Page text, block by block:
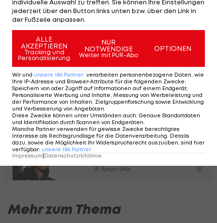
gewonnen, der Erfolg bei der Tour of Hellas 2024
ist ebenso hoch einzuschätzen.
Vingegaard-Start bei
Tour de France? "Großes
Fragezeichen"
Sport-Mix
Offiziell: Red Bull
übernimmt Radsport-
Team
Sport-Mix
Mehr zum Thema
individuelle Auswahl zu treffen. Sie können Ihre Einstellungen
jederzeit über den Button links unten bzw. über den Link in
der Fußzeile anpassen.
ALLE
AKZEPTIEREN
Tracking und
Personalisierung
NUR
NOTWENDIGE
Weiter mit PUR-Abo
OPTIONEN
Wir und unsere 186 Partner verarbeiten personenbezogene Daten, wie
Ihre IP-Adresse und Browser-Attribute für die folgenden Zwecke:
Speichern von oder Zugriff auf Informationen auf einem Endgerät;
Personalisierte Werbung und Inhalte, Messung von Werbeleistung und
der Performance von Inhalten, Zielgruppenforschung sowie Entwicklung
und Verbesserung von Angeboten.
Diese Zwecke können unter Umständen auch: Genaue Standortdaten
und Identifikation durch Scannen von Endgeräten.
Manche Partner verwenden für gewisse Zwecke berechtigtes
Interesse als Rechtsgrundlage für die Datenverarbeitung. Details
dazu, sowie die Möglichkeit Ihr Widerspruchsrecht auszuüben, sind hier
verfügbar: unsere 186 Partner
Impressum Datenschutzrichtlinie